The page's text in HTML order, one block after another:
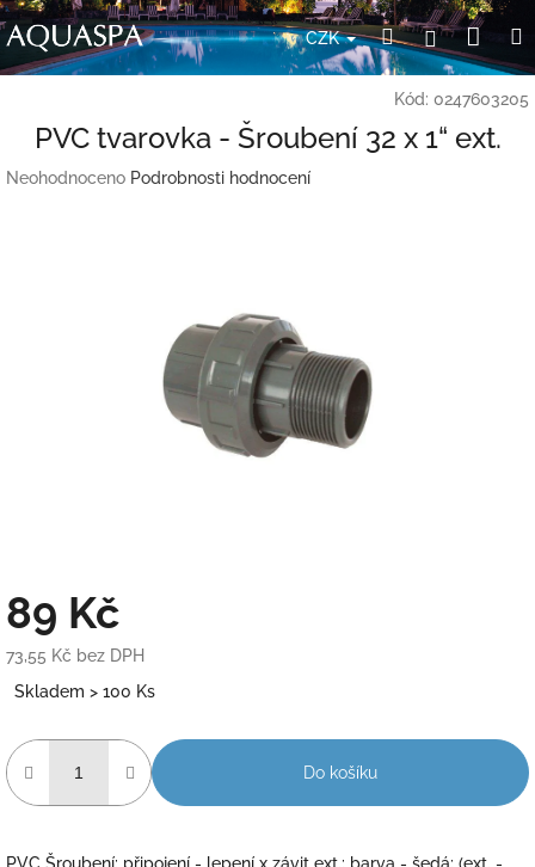
Přejít
na
obsah
CZK HledatPřihlášení
Kód: 0247603205
PVC tvarovka - Šroubení 32 x 1“ ext.
Průměrné
Neohodnoceno Podrobnosti hodnocení
89 Kč
73,55 Kč bez DPH
cena:
Skladem > 100 Ks
Do košíku